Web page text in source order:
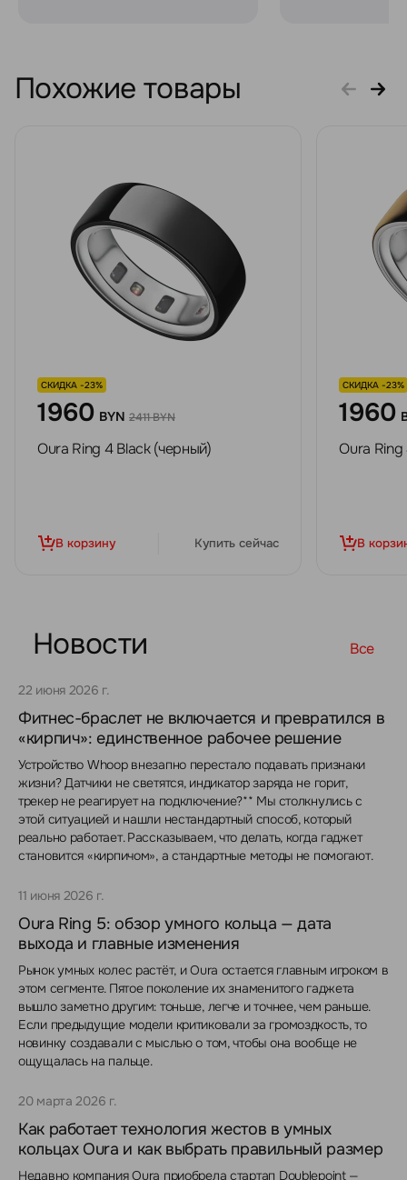
Похожие товары
СКИДКА -23%
1960 BYN 2411 BYN
Oura Ring 4 Black (черный)
В корзину Купить сейчас
СКИДКА -23%
1960
Oura
В
Новости Все
22 июня 2026 г.
Фитнес-браслет не включается и превратился в
«кирпич»: единственное рабочее решение
Устройство Whoop внезапно перестало подавать признаки
жизни? Датчики не светятся, индикатор заряда не горит,
трекер не реагирует на подключение?** Мы столкнулись с
этой ситуацией и нашли нестандартный способ, который
реально работает. Рассказываем, что делать, когда гаджет
становится «кирпичом», а стандартные методы не помогают.
11 июня 2026 г.
Oura Ring 5: обзор умного кольца — дата
выхода и главные изменения
Рынок умных колес растёт, и Oura остается главным игроком в
этом сегменте. Пятое поколение их знаменитого гаджета
вышло заметно другим: тоньше, легче и точнее, чем раньше.
Если предыдущие модели критиковали за громоздкость, то
новинку создавали с мыслью о том, чтобы она вообще не
ощущалась на пальце.
20 марта 2026 г.
Как работает технология жестов в умных
кольцах Oura и как выбрать правильный размер
Недавно компания Oura приобрела стартап Doublepoint —